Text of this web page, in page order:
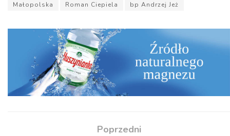
Małopolska
Roman Ciepiela bp Andrzej Jeż
Poprzedni